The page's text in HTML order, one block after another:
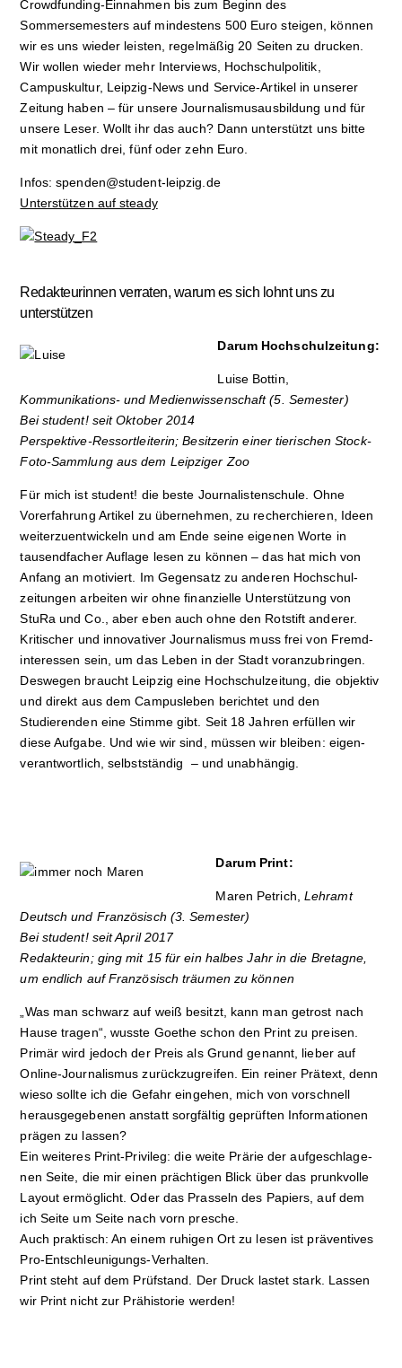
Crowdfunding-Einnahmen bis zum Beginn des
Sommersemesters auf mindestens 500 Euro steigen, können
wir es uns wieder leisten, regelmäßig 20 Seiten zu drucken.
Wir wollen wieder mehr Interviews, Hochschulpolitik,
Campuskultur, Leipzig-News und Service-Artikel in unserer
Zeitung haben – für unsere Journalismusausbildung und für
unsere Leser. Wollt ihr das auch? Dann unterstützt uns bitte
mit monatlich drei, fünf oder zehn Euro.
Infos: spenden@student-leipzig.de
Unterstützen auf steady
Redakteurinnen verraten, warum es sich lohnt uns zu
unterstützen
Darum Hochschulzeitung:
Luise Bottin,
Kommunikations- und Medien­wissenschaft (5. Semester)
Bei student! seit Oktober 2014
Perspektive-Ressortleiterin; Besitzerin einer tierischen Stock-
Foto-Sammlung aus dem Leip­ziger Zoo
Für mich ist student! die beste Journalistenschule. Ohne
Vorerfahrung Artikel zu übernehmen, zu recherchieren, Ideen
weiterzuentwickeln und am Ende seine eigenen Worte in
tausendfacher Auflage lesen zu können – das hat mich von
Anfang an motiviert. Im Gegensatz zu anderen Hoch­schul­
zeitungen arbeiten wir ohne finanzielle Unterstützung von
StuRa und Co., aber eben auch ohne den Rotstift anderer.
Kritischer und innovativer Journalismus muss frei von Fremd­
interessen sein, um das Leben in der Stadt voranzubringen.
Deswegen braucht Leipzig eine Hochschulzeitung, die objektiv
und direkt aus dem Campusleben berichtet und den
Studierenden eine Stimme gibt. Seit 18 Jahren erfüllen wir
diese Aufgabe. Und wie wir sind, müssen wir bleiben: eigen­
verantwortlich, selbst­ständig – und unabhängig.
Darum Print:
Maren Petrich, Lehramt
Deutsch und Französisch (3. Semester)
Bei student! seit April 2017
Redakteurin; ging mit 15 für ein halbes Jahr in die Bretagne,
um endlich auf Französisch träu­men zu können
„Was man schwarz auf weiß besitzt, kann man getrost nach
Hause tragen“, wusste Goethe schon den Print zu preisen.
Primär wird jedoch der Preis als Grund genannt, lieber auf
Online-Journalismus zurückzugreifen. Ein reiner Prätext, denn
wieso sollte ich die Gefahr eingehen, mich von vorschnell
herausgegebenen anstatt sorgfältig geprüften Informationen
prägen zu lassen?
Ein weiteres Print-Privileg: die weite Prärie der aufgeschlage­­
nen Seite, die mir einen prächtigen Blick über das prunk­volle
Layout ermöglicht. Oder das Prasseln des Papiers, auf dem
ich Seite um Seite nach vorn presche.
Auch praktisch: An einem ruhigen Ort zu lesen ist präventives
Pro-Entschleunigungs­-Ver­halten.
Print steht auf dem Prüfstand. Der Druck lastet stark. Lassen
wir Print nicht zur Prähistorie werden!